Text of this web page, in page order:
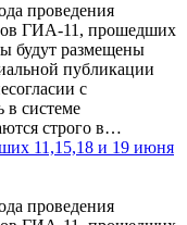
проведения
ГИА-11, прошедших
будут размещены
публикации
с
системе
строго в…
11,15,18 и 19 июня
проведения